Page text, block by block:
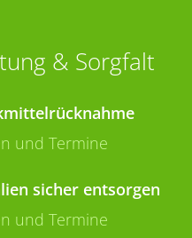
& Sorgfalt
und Termine
sicher entsorgen
und Termine